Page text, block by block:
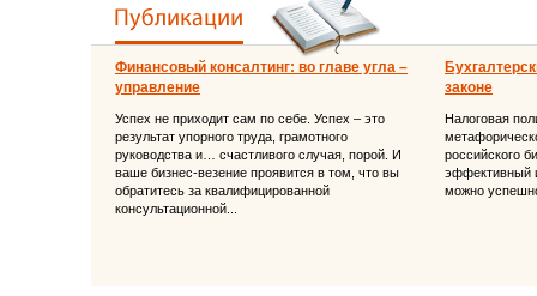
Финансовый консалтинг: во главе угла –
управление
Успех не приходит сам по себе. Успех – это
результат упорного труда, грамотного
руководства и… счастливого случая, порой. И
ваше бизнес-везение проявится в том, что вы
обратитесь за квалифицированной
консультационной...
законе
Налоговая
российского
эффективный
можно